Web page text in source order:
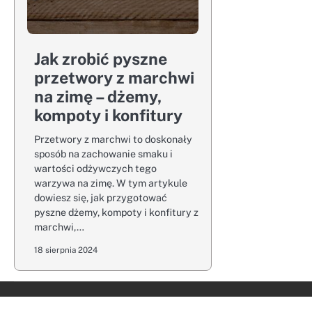
Jak zrobić pyszne
przetwory z marchwi
na zimę – dżemy,
kompoty i konfitury
Przetwory z marchwi to doskonały
sposób na zachowanie smaku i
wartości odżywczych tego
warzywa na zimę. W tym artykule
dowiesz się, jak przygotować
pyszne dżemy, kompoty i konfitury z
marchwi,…
18 sierpnia 2024